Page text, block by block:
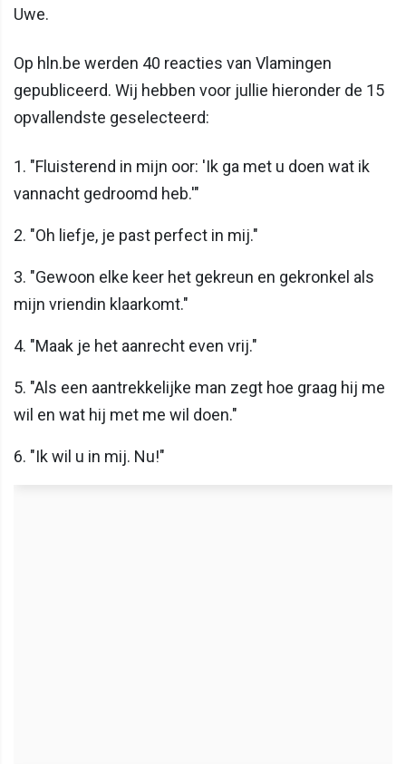
Uwe.
Op hln.be werden 40 reacties van Vlamingen
gepubliceerd. Wij hebben voor jullie hieronder de 15
opvallendste geselecteerd:
1. "Fluisterend in mijn oor: 'Ik ga met u doen wat ik
vannacht gedroomd heb.'"
2. "Oh liefje, je past perfect in mij."
3. "Gewoon elke keer het gekreun en gekronkel als
mijn vriendin klaarkomt."
4. "Maak je het aanrecht even vrij."
5. "Als een aantrekkelijke man zegt hoe graag hij me
wil en wat hij met me wil doen."
6. "Ik wil u in mij. Nu!"